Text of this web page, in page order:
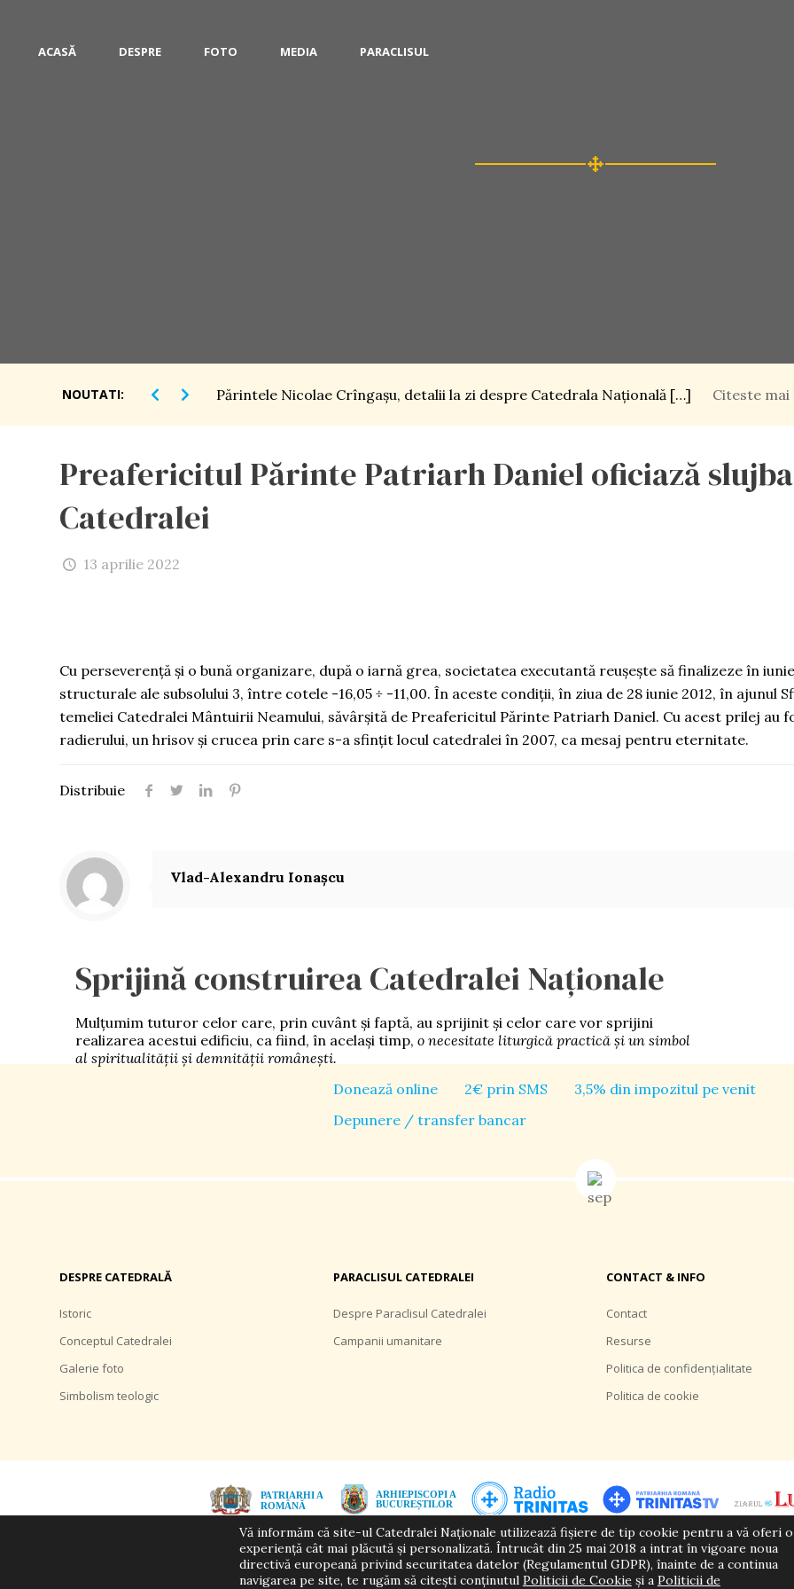
ACASĂ DESPRE FOTO MEDIA PARACLISUL
NOUTATI: Părintele Nicolae Crîngaşu, detalii la zi despre Catedrala Naţională […] Citeste
Preafericitul Părinte Patriarh Daniel oficiază
Catedralei
13 aprilie 2022
Cu perseverență și o bună organizare, după o iarnă grea, societatea executantă reușește să finalizeze în
structurale ale subsolului 3, între cotele -16,05 ÷ -11,00. În aceste condiții, în ziua de 28 iunie 2012, în ajunul
temeliei Catedralei Mântuirii Neamului, săvârșită de Preafericitul Părinte Patriarh Daniel. Cu acest prilej au
radierului, un hrisov și crucea prin care s-a sfințit locul catedralei în 2007, ca mesaj pentru eternitate.
Distribuie
Vlad-Alexandru Ionașcu
Sprijină construirea Catedralei Naționale
Mulţumim tuturor celor care, prin cuvânt şi faptă, au sprijinit şi celor care vor sprijini
realizarea acestui edificiu, ca fiind, în acelaşi timp, o necesitate liturgică practică şi un simbol
al spiritualităţii şi demnității româneşti.
Donează online
2€ prin SMS
3,5% din impozitul pe venit
Depunere / transfer bancar
DESPRE CATEDRALĂ
Istoric
Conceptul Catedralei
Galerie foto
Simbolism teologic
PARACLISUL CATEDRALEI
Despre Paraclisul Catedralei
Campanii umanitare
CONTACT & INFO
Contact
Resurse
Politica de confidențialitate
Politica de cookie
© 2026 Biserica Ortodoxă Română. Toate drepturile rezervate.
Vă informăm că site-ul Catedralei Naționale utilizează fișiere de tip cookie pentru a vă oferi o
experiență cât mai plăcută și personalizată. Întrucât din 25 mai 2018 a intrat în vigoare noua
directivă europeană privind securitatea datelor (Regulamentul GDPR), înainte de a continua
navigarea pe site, te rugăm să citești conținutul Politicii de Cookie şi a Politicii de